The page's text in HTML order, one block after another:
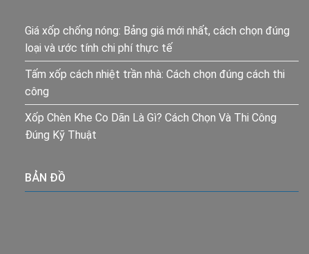
Giá xốp chống nóng: Bảng giá mới nhất, cách chọn đúng
loại và ước tính chi phí thực tế
Tấm xốp cách nhiệt trần nhà: Cách chọn đúng cách thi
công
Xốp Chèn Khe Co Dãn Là Gì? Cách Chọn Và Thi Công
Đúng Kỹ Thuật
BẢN ĐỒ